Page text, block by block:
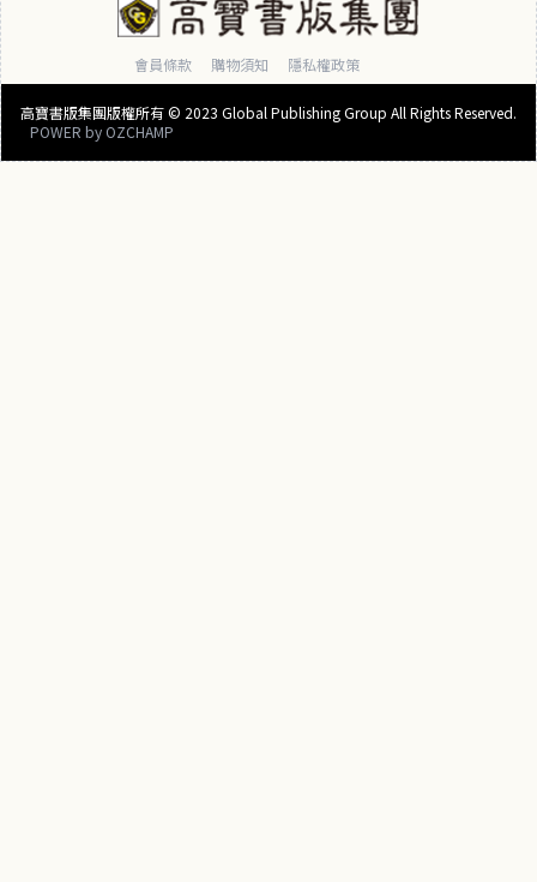
會員條款 購物須知 隱私權政策
高寶書版集團版權所有 © 2023 Global Publishing Group All Rights Reserved.
POWER by OZCHAMP